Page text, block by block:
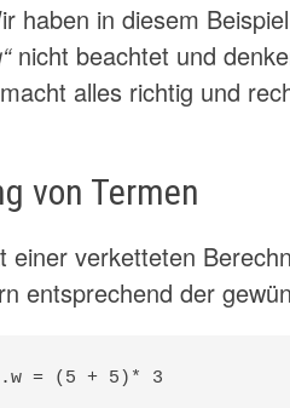
haben in diesem
nicht beachtet und
alles richtig und
von Termen
einer verketteten
entsprechend der
= (5 + 5)* 3